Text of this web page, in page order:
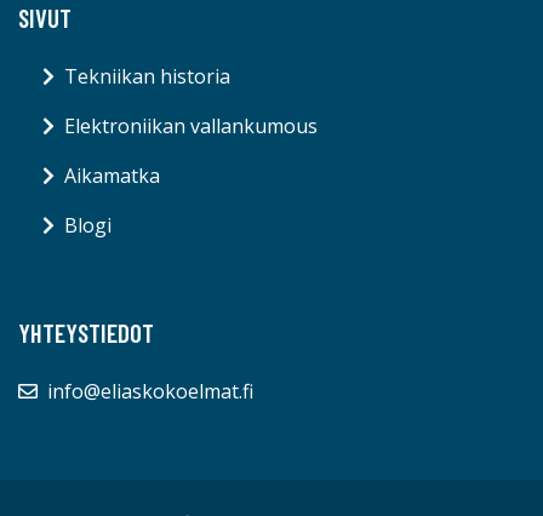
SIVUT
Tekniikan historia
Elektroniikan vallankumous
Aikamatka
Blogi
YHTEYSTIEDOT
info@eliaskokoelmat.fi